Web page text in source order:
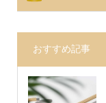
おすすめ記事